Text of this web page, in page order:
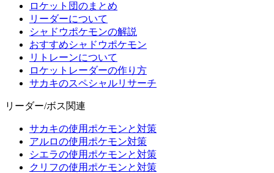
ロケット団のまとめ
リーダーについて
シャドウポケモンの解説
おすすめシャドウポケモン
リトレーンについて
ロケットレーダーの作り方
サカキのスペシャルリサーチ
リーダー/ボス関連
サカキの使用ポケモンと対策
アルロの使用ポケモン対策
シエラの使用ポケモンと対策
クリフの使用ポケモンと対策